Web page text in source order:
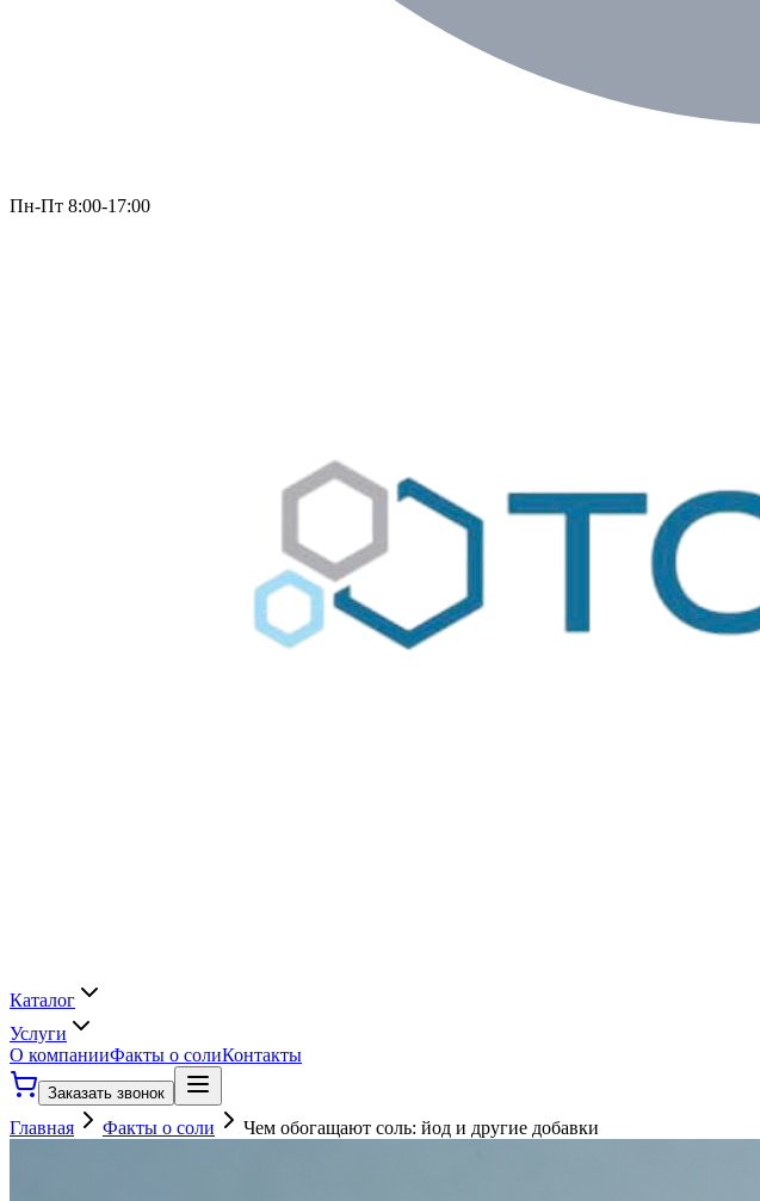
Пн-Пт 8:00-17:00
Каталог
Услуги
О компанииФакты о солиКонтакты
Заказать звонок
Главная Факты о соли Чем обогащают соль: йод и другие добавки